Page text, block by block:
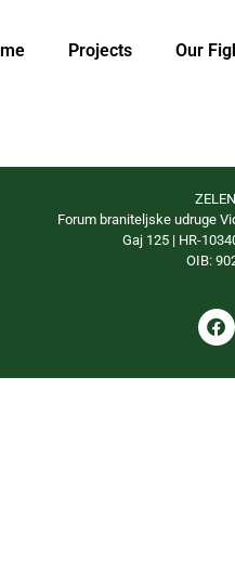
Projects Our
Forum braniteljske udruge
Gaj 125 | HR-
OIB: